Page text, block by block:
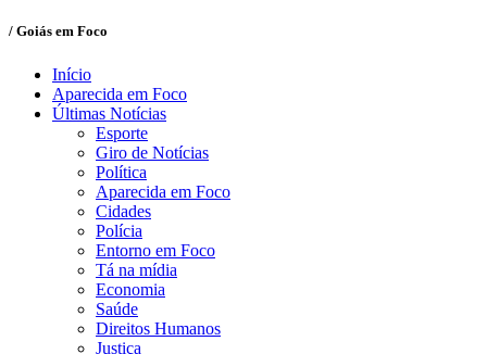
/ Goiás em Foco
Início
Aparecida em Foco
Últimas Notícias
Esporte
Giro de Notícias
Política
Aparecida em Foco
Cidades
Polícia
Entorno em Foco
Tá na mídia
Economia
Saúde
Direitos Humanos
Justiça